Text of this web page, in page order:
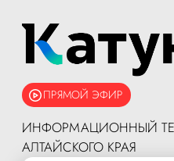
ПРЯМОЙ ЭФИР
ИНФОРМАЦИОННЫЙ
АЛТАЙСКОГО КРАЯ